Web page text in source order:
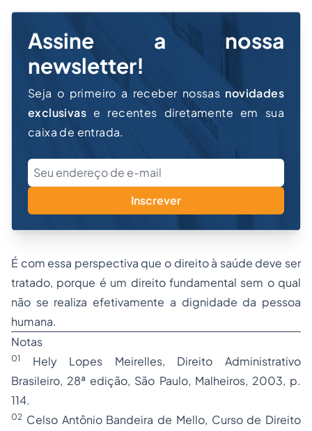
Assine a nossa
newsletter!
Seja o primeiro a receber nossas novidades
exclusivas e recentes diretamente em sua
caixa de entrada.
Inscrever
É com essa perspectiva que o direito à saúde deve ser
tratado, porque é um direito fundamental sem o qual
não se realiza efetivamente a dignidade da pessoa
humana.
Notas
01 Hely Lopes Meirelles, Direito Administrativo
Brasileiro, 28ª edição, São Paulo, Malheiros, 2003, p.
114.
02 Celso Antônio Bandeira de Mello, Curso de Direito